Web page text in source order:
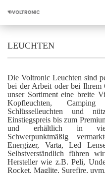
LEUCHTEN
Die Voltronic Leuchten sind
bei der Arbeit oder bei Ihrem
unser Sortiment eine breite
Kopfleuchten, Camping
Schlüsselleuchten und
Einstiegspreis bis zum
und erhältlich in
Schwerpunktmäßig
Energizer, Varta, Led
Selbstverständlich führen
Hersteller wie z.B. Peli,
Rocket, Maglite, Surefire, uvm.